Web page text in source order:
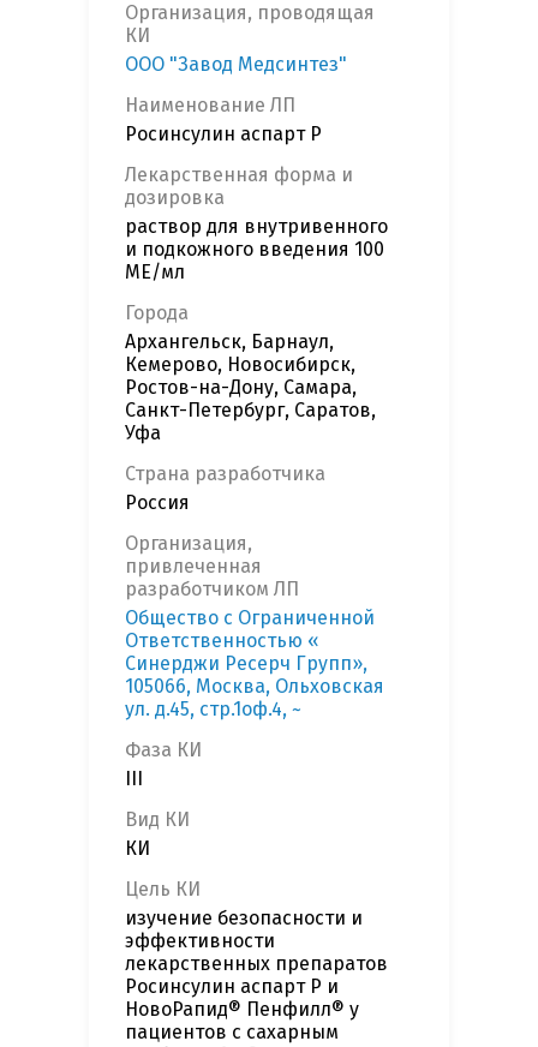
Организация, проводящая
КИ
ООО "Завод Медсинтез"
Наименование ЛП
Росинсулин аспарт Р
Лекарственная форма и
дозировка
раствор для внутривенного
и подкожного введения 100
МЕ/мл
Города
Архангельск, Барнаул,
Кемерово, Новосибирск,
Ростов-на-Дону, Самара,
Санкт-Петербург, Саратов,
Уфа
Страна разработчика
Россия
Организация,
привлеченная
разработчиком ЛП
Общество с Ограниченной
Ответственностью «
Синерджи Ресерч Групп»,
105066, Москва, Ольховская
ул. д.45, стр.1оф.4, ~
Фаза КИ
Вид КИ
КИ
Цель КИ
изучение безопасности и
эффективности
лекарственных препаратов
Росинсулин аспарт Р и
НовоРапид® Пенфилл® у
пациентов с сахарным